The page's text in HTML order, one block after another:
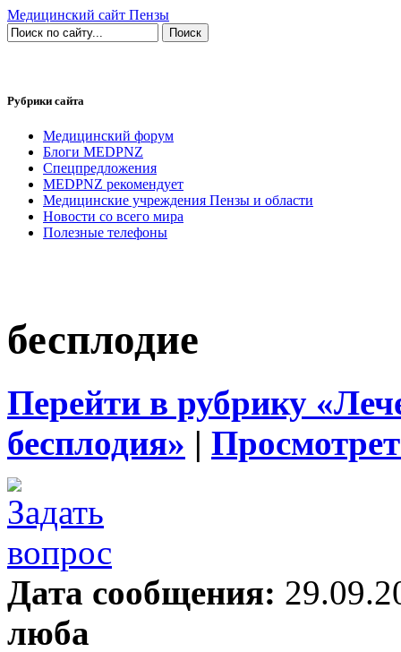
Медицинский сайт Пензы
Рубрики сайта
Медицинский форум
Блоги MEDPNZ
Спецпредложения
MEDPNZ рекомендует
Медицинские учреждения Пензы и области
Новости со всего мира
Полезные телефоны
бесплодие
Перейти в рубрику
бесплодия» |
Дата сообщения:
люба